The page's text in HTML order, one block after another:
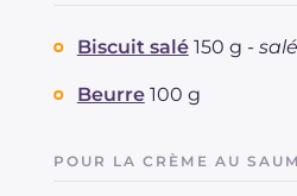
Biscuit salé 150 g -
Beurre 100 g
POUR LA CRÈME AU